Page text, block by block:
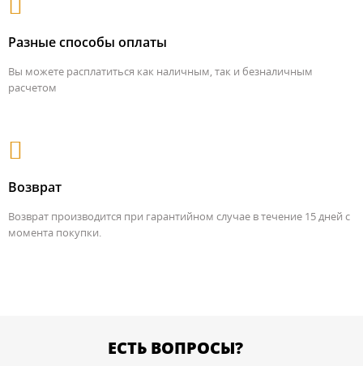
Разные способы оплаты
Вы можете расплатиться как наличным, так и безналичным
расчетом
Возврат
Возврат производится при гарантийном случае в течение 15 дней с
момента покупки.
ЕСТЬ ВОПРОСЫ?